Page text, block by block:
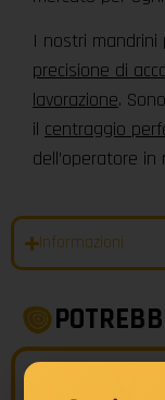
I nostri
precisione di
lavorazione.
il centraggio
dell’operatore in
Informazioni